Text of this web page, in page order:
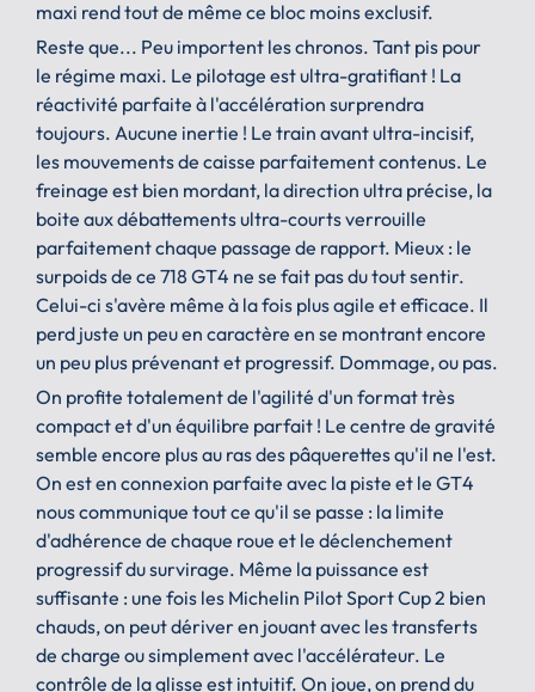
maxi rend tout de même ce bloc moins exclusif.
Reste que... Peu importent les chronos. Tant pis pour
le régime maxi. Le pilotage est ultra-gratifiant ! La
réactivité parfaite à l'accélération surprendra
toujours. Aucune inertie ! Le train avant ultra-incisif,
les mouvements de caisse parfaitement contenus. Le
freinage est bien mordant, la direction ultra précise, la
boite aux débattements ultra-courts verrouille
parfaitement chaque passage de rapport. Mieux : le
surpoids de ce 718 GT4 ne se fait pas du tout sentir.
Celui-ci s'avère même à la fois plus agile et efficace. Il
perd juste un peu en caractère en se montrant encore
un peu plus prévenant et progressif. Dommage, ou pas.
On profite totalement de l'agilité d'un format très
compact et d'un équilibre parfait ! Le centre de gravité
semble encore plus au ras des pâquerettes qu'il ne l'est.
On est en connexion parfaite avec la piste et le GT4
nous communique tout ce qu'il se passe : la limite
d'adhérence de chaque roue et le déclenchement
progressif du survirage. Même la puissance est
suffisante : une fois les Michelin Pilot Sport Cup 2 bien
chauds, on peut dériver en jouant avec les transferts
de charge ou simplement avec l'accélérateur. Le
contrôle de la glisse est intuitif. On joue, on prend du